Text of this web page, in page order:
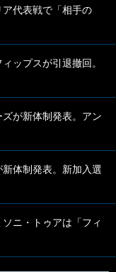
代表戦で「相手の
ップスが引退撤回。
が新体制発表。アン
体制発表。新加入選
ニ・トゥアは「フィ